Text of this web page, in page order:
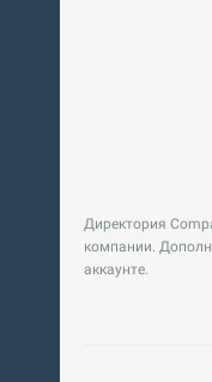
Директория
компании.
аккаунте.